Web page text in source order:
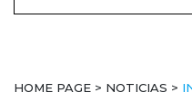
HOME PAGE > NOTICIAS >